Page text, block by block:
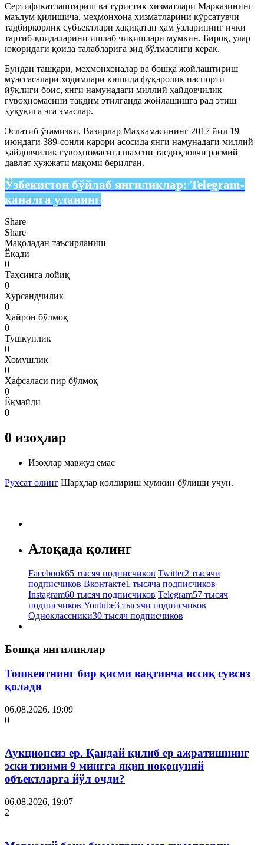
Сертификатлаштириш ва туристик хизматлари Марказининг
маълум қилишича, меҳмонхона хизматларини кўрсатувчи
тадбиркорлик субъектлари ҳақиқатан ҳам ўзларининг ички
тартиб-қоидаларини ишлаб чиқишлари мумкин. Бироқ, улар
юқоридаги қоида талабларига зид бўлмаслиги керак.
Бундан ташқари, меҳмонхоналар ва бошқа жойлаштириш
муассасалари ходимлари кишида фуқаролик паспорти
йўқлиги боис, янги намунадаги миллий ҳайдовчилик
гувоҳномасини тақдим этилганда жойлашишга рад этиш
ҳуқуқига эга эмаслар.
Эслатиб ўтамизки, Вазирлар Маҳкамасининг 2017 йил 19
июндаги 389-сонли қарори асосида янги намунадаги миллий
ҳайдовчилик гувоҳномасига шахсни тасдиқловчи расмий
давлат ҳужжати мақоми берилган.
Ўзбекистон бўйлаб янгиликлар: Telegram-
каналга уланинг
Share
Share
Мақоладан таъсирланиш
Ёқади
0
Таҳсинга лойиқ
0
Хурсандчилик
0
Ҳайрон бўлмоқ
0
Тушкунлик
0
Хомушлик
0
Ҳафсаласи пир бўлмоқ
0
Ёқмайди
0
0 изоҳлар
Изоҳлар мавжуд емас
Рухсат олинг Шарҳлар қолдириш мумкин бўлиши учун.
Алоқада қолинг
Facebook65 тысяч подписчиков Twitter2 тысячи
подписчиков Вконтакте1 тысяча подписчиков
Instagram60 тысяч подписчиков Telegram57 тысяч
подписчиков Youtube3 тысячи подписчиков
Одноклассники30 тысяч подписчиков
Бошқа янгиликлар
Тошкентнинг бир қисми вақтинча иссиқ сувсиз
қолади
06.08.2026, 19:09
0
Аукционсиз ер. Қандай қилиб ер ажратишнинг
эски тизими 9 мингга яқин ноқонуний
объектларга йўл очди?
06.08.2026, 19:07
2